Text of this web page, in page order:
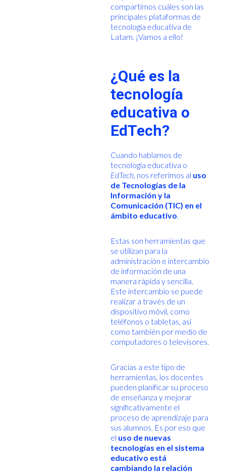
compartimos cuáles son las
principales plataformas de
tecnología educativa de
Latam. ¡Vamos a ello!
¿Qué es la
tecnología
educativa o
EdTech?
Cuando hablamos de
tecnología educativa o
EdTech, nos referimos al uso
de Tecnologías de la
Información y la
Comunicación (TIC) en el
ámbito educativo.
Estas son herramientas que
se utilizan para la
administración e intercambio
de información de una
manera rápida y sencilla.
Este intercambio se puede
realizar a través de un
dispositivo móvil, como
teléfonos o tabletas, así
como también por medio de
computadores o televisores.
Gracias a este tipo de
herramientas, los docentes
pueden planificar su proceso
de enseñanza y mejorar
significativamente el
proceso de aprendizaje para
sus alumnos. Es por eso que
el uso de nuevas
tecnologías en el sistema
educativo está
cambiando la relación